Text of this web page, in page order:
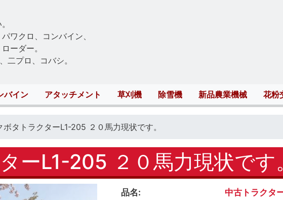
ワクロ、コンバイン、
ーダー。
二プロ、コバシ。
バイン アタッチメント 草刈機 除雪機 新品農業機械 花粉
ボタトラクターL1-205 ２０馬力現状です。
ーL1-205 ２０馬力現状です
品名
中古トラクタ